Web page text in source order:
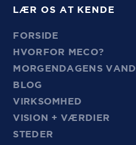
LÆR OS AT KENDE
FORSIDE
HVORFOR MECO?
MORGENDAGENS VAND
BLOG
VIRKSOMHED
VISION + VÆRDIER
STEDER